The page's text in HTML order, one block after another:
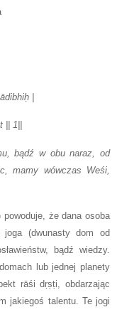
|
1||
bądź w obu naraz, od
mamy wówczas Weśi,
powoduje, że dana osoba
(dwunasty dom od
bądź wiedzy.
lub jednej planety
rāśi dṛṣṭi, obdarzając
jakiegoś talentu. Te jogi